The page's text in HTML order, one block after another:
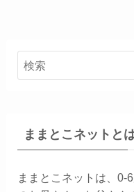
ままとこネットと
ままとこネットは、0-